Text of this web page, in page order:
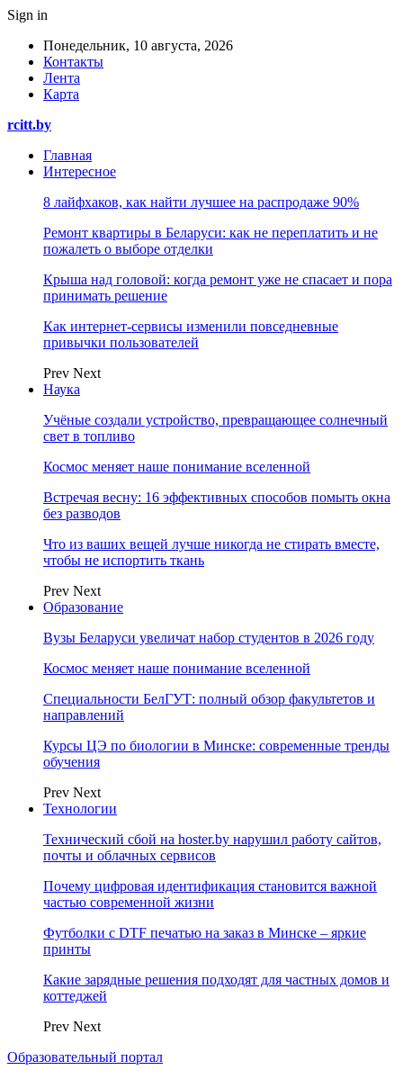
Sign in
Понедельник, 10 августа, 2026
Контакты
Лента
Карта
rcitt.by
Главная
Интересное
8 лайфхаков, как найти лучшее на распродаже 90%
Ремонт квартиры в Беларуси: как не переплатить и не
пожалеть о выборе отделки
Крыша над головой: когда ремонт уже не спасает и пора
принимать решение
Как интернет-сервисы изменили повседневные
привычки пользователей
Prev Next
Наука
Учёные создали устройство, превращающее солнечный
свет в топливо
Космос меняет наше понимание вселенной
Встречая весну: 16 эффективных способов помыть окна
без разводов
Что из ваших вещей лучше никогда не стирать вместе,
чтобы не испортить ткань
Prev Next
Образование
Вузы Беларуси увеличат набор студентов в 2026 году
Космос меняет наше понимание вселенной
Специальности БелГУТ: полный обзор факультетов и
направлений
Курсы ЦЭ по биологии в Минске: современные тренды
обучения
Prev Next
Технологии
Технический сбой на hoster.by нарушил работу сайтов,
почты и облачных сервисов
Почему цифровая идентификация становится важной
частью современной жизни
Футболки с DTF печатью на заказ в Минске – яркие
принты
Какие зарядные решения подходят для частных домов и
коттеджей
Prev Next
Образовательный портал